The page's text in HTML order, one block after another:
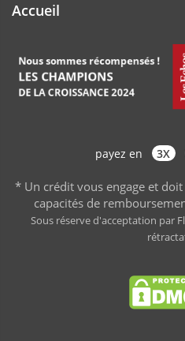
Accueil
payez en 3X
* Un crédit vous engage et
capacités de
Sous réserve d'acceptation par